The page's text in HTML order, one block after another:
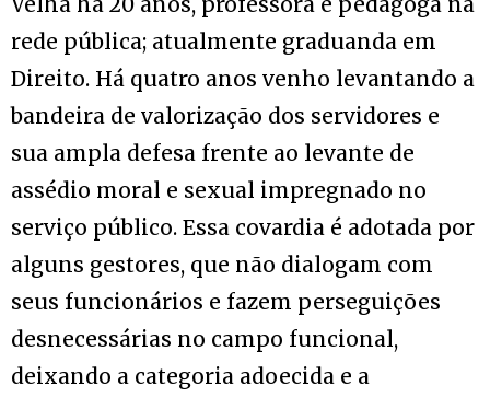
rede pública; atualmente graduanda em
Direito. Há quatro anos venho levantando a
bandeira de valorização dos servidores e
sua ampla defesa frente ao levante de
assédio moral e sexual impregnado no
serviço público. Essa covardia é adotada por
alguns gestores, que não dialogam com
seus funcionários e fazem perseguições
desnecessárias no campo funcional,
deixando a categoria adoecida e a